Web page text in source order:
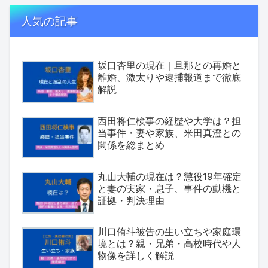
人気の記事
坂口杏里の現在｜旦那との再婚と
離婚、激太りや逮捕報道まで徹底
解説
西田将仁検事の経歴や大学は？担
当事件・妻や家族、米田真澄との
関係を総まとめ
丸山大輔の現在は？懲役19年確定
と妻の実家・息子、事件の動機と
証拠・判決理由
川口侑斗被告の生い立ちや家庭環
境とは？親・兄弟・高校時代や人
物像を詳しく解説